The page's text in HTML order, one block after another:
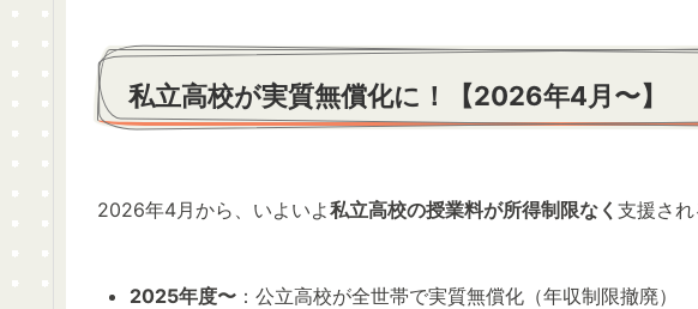
私立高校が実質無償化に！【2026年4月〜】
2026年4月から、いよいよ私立高校の授業料が所得制限なく 支援され
2025年度〜 ：公立高校が全世帯で実質無償化（年収制限撤廃）